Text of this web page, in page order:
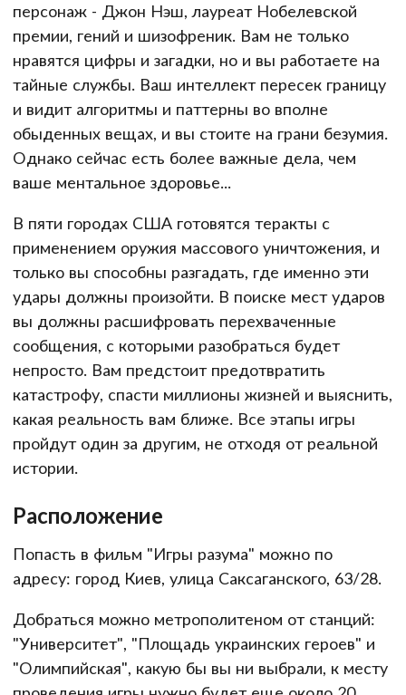
персонаж - Джон Нэш, лауреат Нобелевской
премии, гений и шизофреник. Вам не только
нравятся цифры и загадки, но и вы работаете на
тайные службы. Ваш интеллект пересек границу
и видит алгоритмы и паттерны во вполне
обыденных вещах, и вы стоите на грани безумия.
Однако сейчас есть более важные дела, чем
ваше ментальное здоровье...
В пяти городах США готовятся теракты с
применением оружия массового уничтожения, и
только вы способны разгадать, где именно эти
удары должны произойти. В поиске мест ударов
вы должны расшифровать перехваченные
сообщения, с которыми разобраться будет
непросто. Вам предстоит предотвратить
катастрофу, спасти миллионы жизней и выяснить,
какая реальность вам ближе. Все этапы игры
пройдут один за другим, не отходя от реальной
истории.
Расположение
Попасть в фильм "Игры разума" можно по
адресу: город Киев, улица Саксаганского, 63/28.
Добраться можно метрополитеном от станций:
"Университет", "Площадь украинских героев" и
"Олимпийская", какую бы вы ни выбрали, к месту